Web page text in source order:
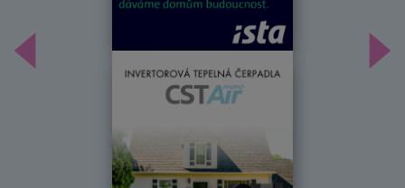
Předchozí